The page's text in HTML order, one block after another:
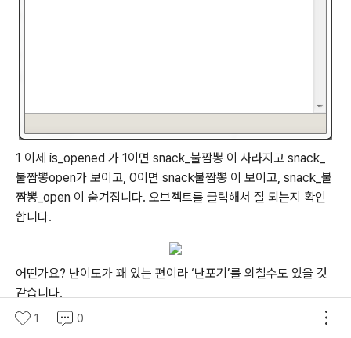
1 이제 is_opened 가 1이면 snack_불짬뽕 이 사라지고 snack_
불짬뽕open가 보이고, 0이면 snack불짬뽕 이 보이고, snack_불
짬뽕_open 이 숨겨집니다. 오브젝트를 클릭해서 잘 되는지 확인
합니다.
어떤가요? 난이도가 꽤 있는 편이라 ‘난포기’를 외칠수도 있을 것
같습니다.
일단, 한번 읽어보시고 천천히 따라해보세요.
1 0